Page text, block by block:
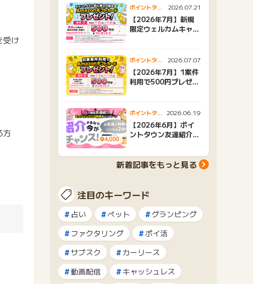
受け
方
ポイントタウ
ンニュース
2026.07.21
【2026年7月】新規
限定ウェルカムキャン
ポイントタウ
ンニュース
2026.07.07
【2026年7月】1案件
利用で500円プレゼン
ポイントタウ
ンニュース
2026.06.19
【2026年6月】ポイ
ントタウン友達紹介キ
新着記事をもっと見る
注目のキーワード
占い ペット
グランピング
ファクタリング
ポイ活
サブスク
カーリース
動画配信
キャッシュレス